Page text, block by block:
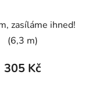
zasíláme ihned!
(6,3 m)
305 Kč